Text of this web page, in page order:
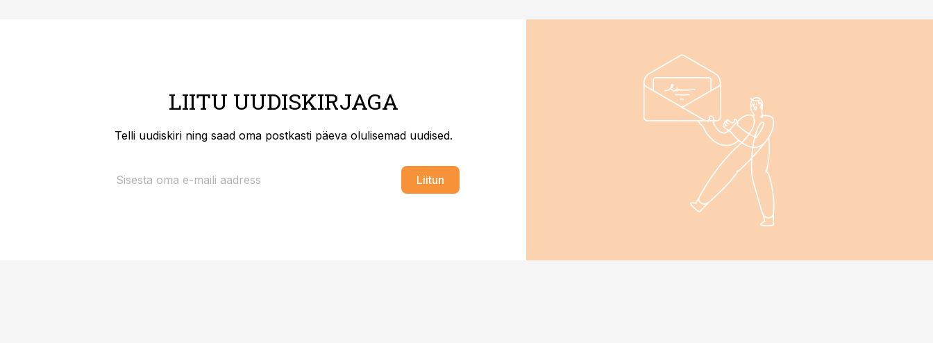
LIITU UUDISKIRJAGA
Telli uudiskiri ning saad oma postkasti päeva olulisemad uudised.
Liitun